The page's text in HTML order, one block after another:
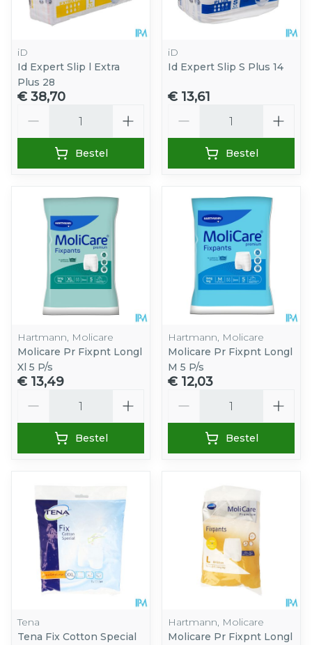
iD
Id Expert Slip l Extra
Plus 28
€ 38,70
Bestel
iD
Id Expert Slip S Plus 14
€ 13,61
Bestel
Hartmann, Molicare
Molicare Pr Fixpnt Longl
Xl 5 P/s
€ 13,49
Bestel
Hartmann, Molicare
Molicare Pr Fixpnt Longl
M 5 P/s
€ 12,03
Bestel
Tena
Tena Fix Cotton Special
Hartmann, Molicare
Molicare Pr Fixpnt Longl